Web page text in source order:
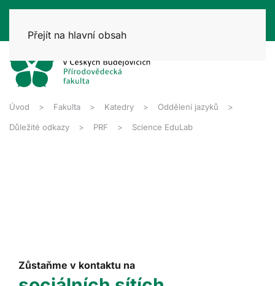
Přejít na hlavní obsah
Úvod Fakulta Katedry Oddělení jazyků
Důležité odkazy PRF Science EduLab
Zůstaňme v kontaktu na